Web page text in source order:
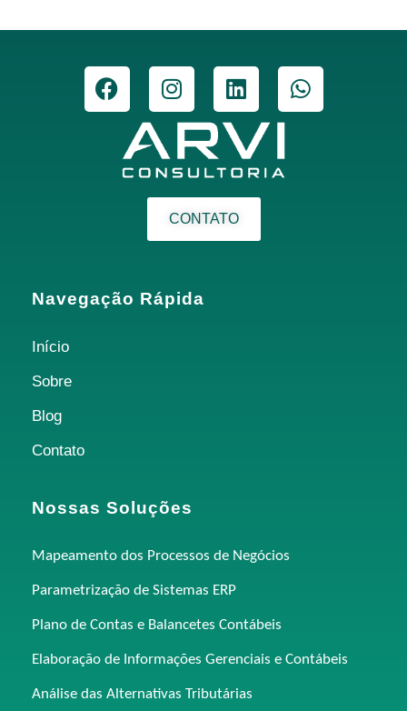
CONTATO
Navegação Rápida
Início
Sobre
Blog
Contato
Nossas Soluções
Mapeamento dos Processos de Negócios
Parametrização de Sistemas ERP
Plano de Contas e Balancetes Contábeis
Elaboração de Informações Gerenciais e Contábeis
Análise das Alternativas Tributárias